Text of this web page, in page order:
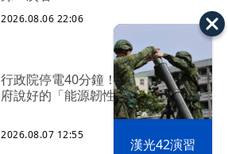
漢光42演習
2026.08.06 22:06
行政院停電40分鐘！ 藍委批：賴政
府說好的「能源韌性」呢
2026.08.07 12:55